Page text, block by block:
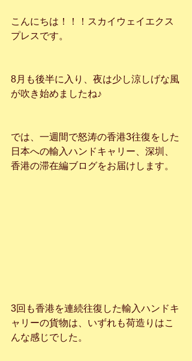
こんにちは！！！スカイウェイエクス
プレスです。
8月も後半に入り、夜は少し涼しげな風
が吹き始めましたね♪
では、一週間で怒涛の香港3往復をした
日本への輸入ハンドキャリー、深圳、
香港の滞在編ブログをお届けします。
3回も香港を連続往復した輸入ハンドキ
ャリーの貨物は、いずれも荷造りはこ
んな感じでした。